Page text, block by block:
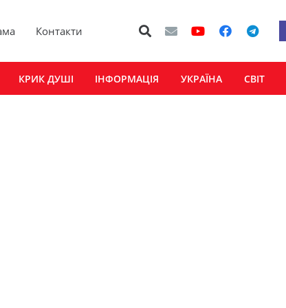
Контакти
КРИК ДУШІ ІНФОРМАЦІЯ УКРАЇНА СВІТ